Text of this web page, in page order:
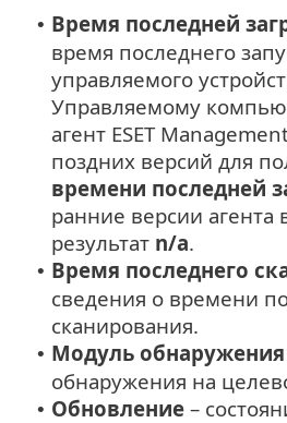
• Время последней
время последнего
управляемого
Управляемому
агент ESET
поздних версий для
времени последней
ранние версии агента
результат n/a.
• Время последнего
сведения о времени
сканирования.
• Модуль обнаружения
обнаружения на
• Обновление –